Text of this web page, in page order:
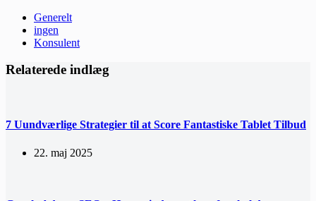
Generelt
ingen
Konsulent
Relaterede indlæg
7 Uundværlige Strategier til at Score Fantastiske Tablet Tilbud
22. maj 2025